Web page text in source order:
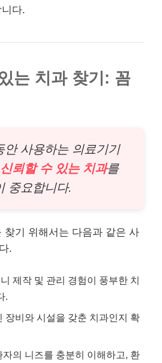
다.
는 치과 찾기: 꼼
안 사용하는 의료기기
신뢰할 수 있는 치과를
중요합니다.
찾기 위해서는 다음과 같은 사
.
제작 및 관리 경험이 풍부한 치
.
장비와 시설을 갖춘 치과인지 확
자의 니즈를 충분히 이해하고, 환